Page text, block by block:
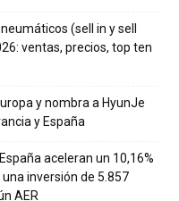
(sell in y sell
ventas, precios, top ten
y nombra a HyunJe
y España
aceleran un 10,16%
inversión de 5.857
AER